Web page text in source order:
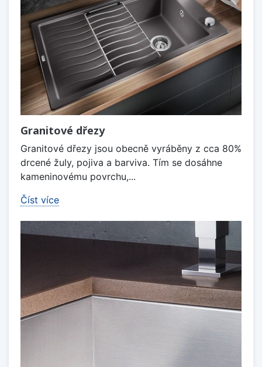
Granitové dřezy
Granitové dřezy jsou obecně vyráběny z cca 80%
drcené žuly, pojiva a barviva. Tím se dosáhne
kameninovému povrchu,...
Číst více